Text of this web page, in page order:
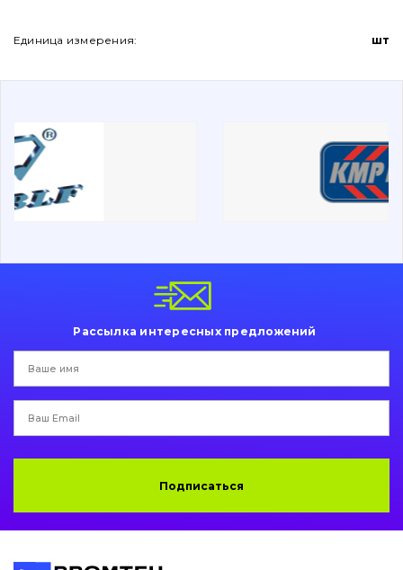
Вакансии
Фильтры и смазочные материалы
Ходовая часть
Коронки, зубья, адаптера, пальцы, фиксаторы
Ножи, режущие кромки
Подушки амортизационные
Гидравлика
Поиск
Единица измерения: шт
Рассылка интересных предложений
Подписаться